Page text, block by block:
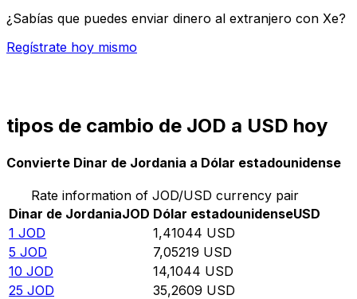
¿Sabías que puedes enviar dinero al extranjero con Xe?
Regístrate hoy mismo
tipos de cambio de JOD a USD hoy
Convierte Dinar de Jordania a Dólar estadounidense
Rate information of JOD/USD currency pair
Dinar de JordaniaJOD Dólar estadounidenseUSD
1 JOD 1,41044 USD
5 JOD 7,05219 USD
10 JOD 14,1044 USD
25 JOD 35,2609 USD